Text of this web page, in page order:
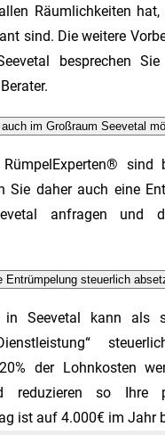
Räumlichkeiten
sind. Die weitere
besprechen
im Großraum Seevetal
sind
Sie daher auch eine
anfragen und
Entrümpelung steuerlich
in Seevetal kann als
der Lohnkosten
reduzieren so Ihre
ist auf 4.000€ im Jahr